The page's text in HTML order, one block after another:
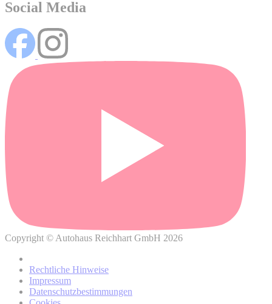
Wo können Sie weitere Informationen über die Verarbeitung
Ihrer personenbezogenen Daten und Ihrer damit
verbundenen Rechte finden?
von BMW
Social Media
Copyright © Autohaus Reichhart GmbH 2026
Rechtliche Hinweise
Impressum
Datenschutzbestimmungen